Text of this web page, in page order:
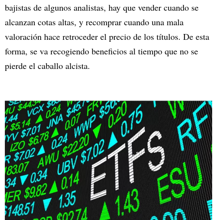
bajistas de algunos analistas, hay que vender cuando se
alcanzan cotas altas, y recomprar cuando una mala
valoración hace retroceder el precio de los títulos. De esta
forma, se va recogiendo beneficios al tiempo que no se
pierde el caballo alcista.